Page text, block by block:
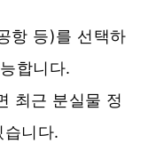
항 등)를 선택하
합니다.
최근 분실물 정
습니다.